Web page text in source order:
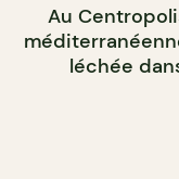
Au
léchée